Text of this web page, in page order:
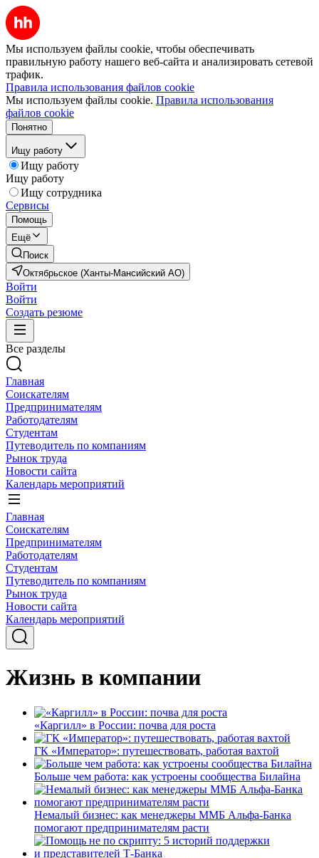
Мы используем файлы cookie, чтобы обеспечивать
правильную работу нашего веб-сайта и анализировать сетевой
трафик.
Правила использования файлов cookie
Мы используем файлы cookie. Правила использования
файлов cookie
Понятно
Ищу работу
Ищу работу
Ищу работу
Ищу сотрудника
Сервисы
Помощь
Ещё
Поиск
Октябрьское (Ханты-Мансийский АО)
Войти
Войти
Создать резюме
Все разделы
Главная
Соискателям
Предпринимателям
Работодателям
Студентам
Путеводитель по компаниям
Рынок труда
Новости сайта
Календарь мероприятий
Главная
Соискателям
Предпринимателям
Работодателям
Студентам
Путеводитель по компаниям
Рынок труда
Новости сайта
Календарь мероприятий
Жизнь в компании
«Каргилл» в России: почва для роста
ГК «Император»: путешествовать, работая вахтой
Больше чем работа: как устроены сообщества Билайна
Немалый бизнес: как менеджеры ММБ Альфа-Банка
помогают предпринимателям расти